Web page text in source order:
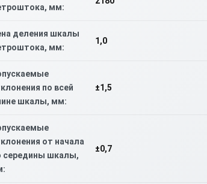
мм:
деления шкалы
мм:
1,0
по всей
шкалы, мм:
±1,5
от начала
середины шкалы,
±0,7